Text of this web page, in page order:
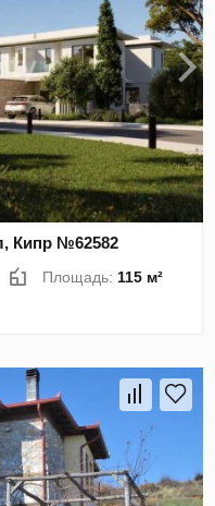
Кипр №62582
Площадь:115 м²